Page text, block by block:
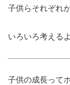
子供らそれぞれ
いろいろ考える
子供の成長って